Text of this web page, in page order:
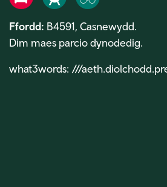
Ffordd
Ffordd: B4591, Casnewydd.
Rheilffordd
Beic
Dim maes parcio dynodedig.
what3words: ///